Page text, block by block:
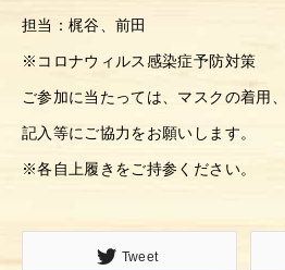
担当：梶谷、前田
※コロナウィルス感染症予防対策
ご参加に当たっては、マスクの着用
記入等にご協力をお願いします。
※各自上履きをご持参ください。
Tweet